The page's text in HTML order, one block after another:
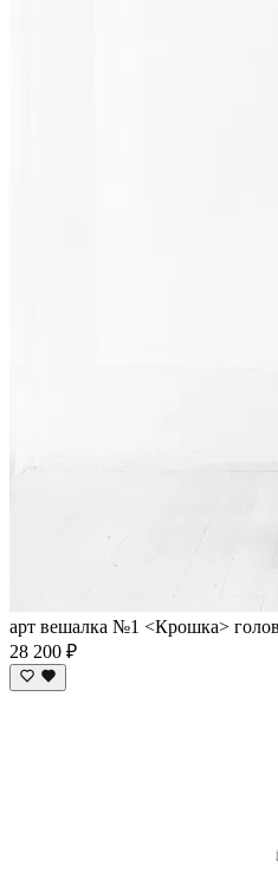
арт вешалка №1 <Крошка>
28 200 ₽